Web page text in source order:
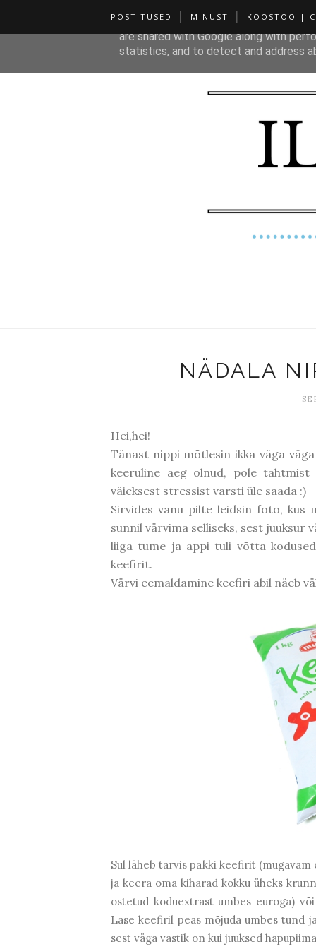
POSTITUSED MINUST KOOSTÖÖ |
NÄDALA
Hei,hei!
Tänast nippi mõtlesin ikka väga
keeruline aeg olnud, pole
väieksest stressist varsti üle saada :)
Sirvides vanu pilte leidsin foto, kus
sunnil värvima selliseks, sest juuksur
liiga tume ja appi tuli võtta
keefirit.
Värvi eemaldamine keefiri abil näeb
Sul läheb tarvis pakki keefirit (mugavam
ja keera oma kiharad kokku üheks
ostetud koduextrast umbes euroga)
Lase keefiril peas mõjuda umbes tund
sest väga vastik on kui juuksed
This site uses cookies from Google to
are shared with Google along with
statistics, and to detect and address